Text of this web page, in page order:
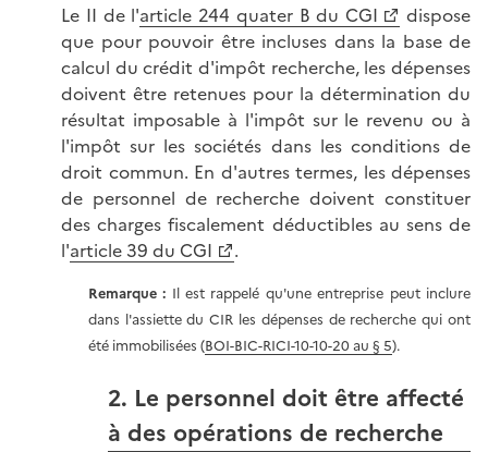
Le II de l'article 244 quater B du CGI
dispose
que pour pouvoir être incluses dans la base de
calcul du crédit d'impôt recherche, les dépenses
doivent être retenues pour la détermination du
résultat imposable à l'impôt sur le revenu ou à
l'impôt sur les sociétés dans les conditions de
droit commun. En d'autres termes, les dépenses
de personnel de recherche doivent constituer
des charges fiscalement déductibles au sens de
l'article 39 du CGI .
Remarque : Il est rappelé qu'une entreprise peut inclure
dans l'assiette du CIR les dépenses de recherche qui ont
été immobilisées (BOI-BIC-RICI-10-10-20 au § 5).
2. Le personnel doit être affecté
à des opérations de recherche